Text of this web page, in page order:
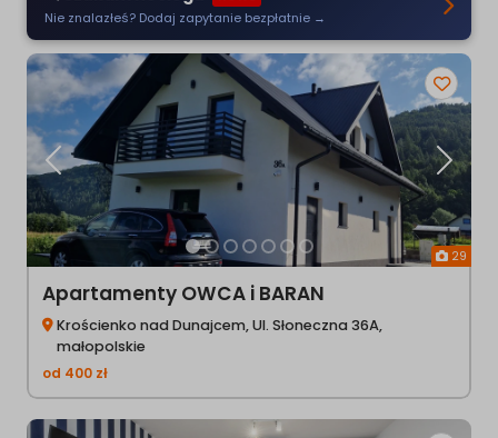
Nie znalazłeś? Dodaj zapytanie bezpłatnie →
29
Poprzednia
Apartamenty OWCA i BARAN
Krościenko nad Dunajcem, Ul. Słoneczna 36A,
małopolskie
od 400 zł